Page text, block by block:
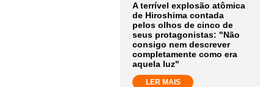
A terrível explosão atômica
de Hiroshima contada
pelos olhos de cinco de
seus protagonistas: "Não
consigo nem descrever
completamente como era
aquela luz"
LER MAIS